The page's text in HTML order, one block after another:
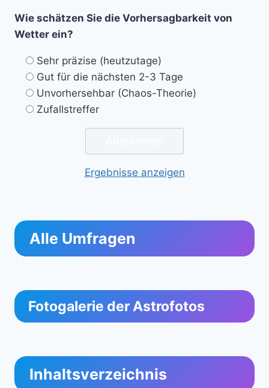
Wie schätzen Sie die Vorhersagbarkeit von
Wetter ein?
Sehr präzise (heutzutage)
Gut für die nächsten 2-3 Tage
Unvorhersehbar (Chaos-Theorie)
Zufallstreffer
Ergebnisse anzeigen
Alle Umfragen
Fotogalerie der Astrofotos
Inhaltsverzeichnis